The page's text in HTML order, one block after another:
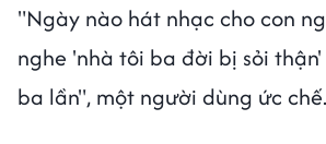
"Ngày nào hát nhạc cho con
nghe 'nhà tôi ba đời bị sỏi
ba lần", một người dùng ức chế.